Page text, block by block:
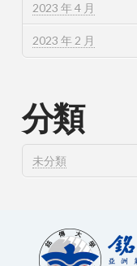
2023 年 4 月
2023 年 2 月
分類
未分類